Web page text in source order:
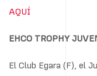
AQUÍ
EHCO TROPHY
El Club Egara (F), el